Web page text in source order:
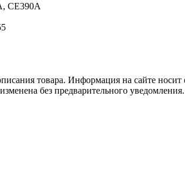
CE390A
товара. Информация на сайте носит
без предварительного уведомления.